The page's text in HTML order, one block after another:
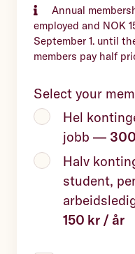
Annual
employed and NOK
September 1. until
members pay half
Select your
Hel
jobb —
Halv
student,
150 kr / år